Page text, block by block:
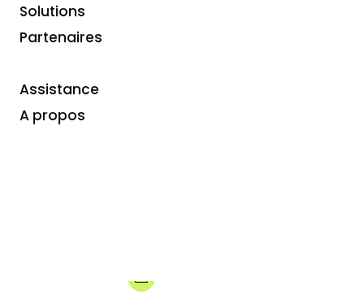
Solutions
Partenaires
Assistance
A propos